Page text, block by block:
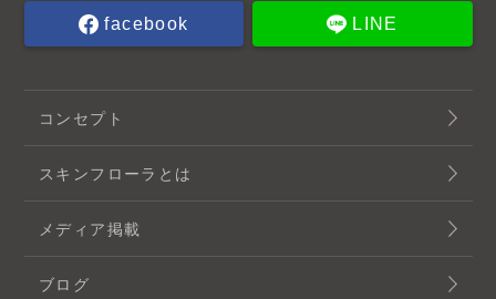
facebook LINE
コンセプト
スキンフローラとは
メディア掲載
ブログ